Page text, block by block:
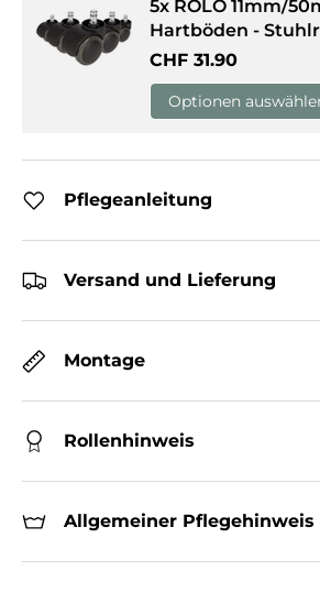
5x ROLO 11mm/
Hartböden -
Normaler Preis
CHF 31.90
Optionen
Pflegeanleitung
Versand und Lieferung
Montage
Rollenhinweis
Allgemeiner Pflegehinweis